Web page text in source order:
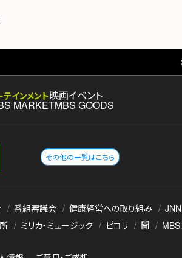
インメント映画イベント
MARKETMBS GOODS
その他の一覧はこちら
番組審議会 健康経営への取り組み JNN
ミリカ・ミュージック ピコリ 闇 MBS